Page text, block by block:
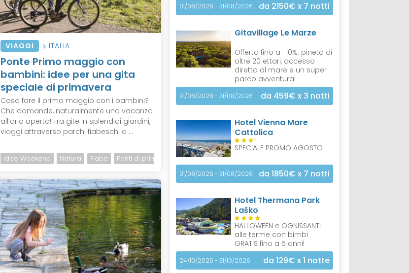
VIAGGI ITALIA
Ponte Primo maggio con
bambini: idee per una gita
speciale di primavera
Cosa fare il primo maggio con i bambini?
Che domande, naturalmente una vacanza
all’aria aperta! Tra gite in splendidi giardini,
viaggi attraverso parchi fiabeschi o ...
Idee Weekend Natura Fiabe Ponti di primavera
01/08/2026 - 31/08/2026 da 2150€ x 7 notti
Gitavillage Le Marze
Offerta fino a -10%: pineta di
oltre 20 ettari, accesso
diretto al mare e un super
parco avventura!
01/06/2026 - 31/08/2026 da 459€ x 3 notti
Hotel Vienna Mare
Cattolica
S
SPECIALE PROMO AGOSTO
01/08/2026 - 31/08/2026 da 1850€ x 7 notti
Hotel Thermana Park
Laško
HALLOWEEN e OGNISSANTI
alle terme con bimbi
GRATIS fino a 5 anni!
24/10/2026 - 31/10/2026 da 129€ x 1 notte